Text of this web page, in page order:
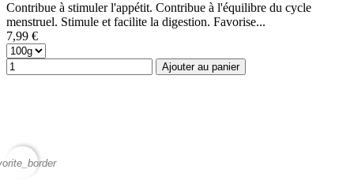
Contribue à stimuler l'appétit. Contribue à l'équilibre du cycle
menstruel. Stimule et facilite la digestion. Favorise...
7,99 €
Ajouter au panier